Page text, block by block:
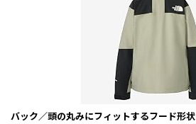
バック／頭の丸みにフィットするフード形状